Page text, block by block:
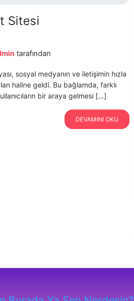
Sitesi
tarafından
sosyal medyanın ve iletişimin hızla
haline geldi. Bu bağlamda, farklı
bir araya gelmesi […]
DEVAMINI OKU